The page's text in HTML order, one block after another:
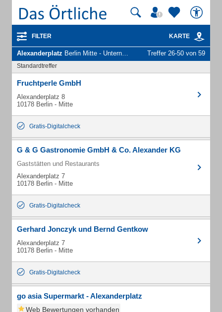
FILTER KARTE
Alexanderplatz Berlin Mitte - Unternehmen und Personen Treffer 26-50 von 59
Standardtreffer
Fruchtperle GmbH
Alexanderplatz 8
10178 Berlin - Mitte
Gratis-Digitalcheck
G & G Gastronomie GmbH & Co. Alexander KG
Gaststätten und Restaurants
Alexanderplatz 7
10178 Berlin - Mitte
Gratis-Digitalcheck
Gerhard Jonczyk und Bernd Gentkow
Alexanderplatz 7
10178 Berlin - Mitte
Gratis-Digitalcheck
go asia Supermarkt - Alexanderplatz
Web Bewertungen vorhanden